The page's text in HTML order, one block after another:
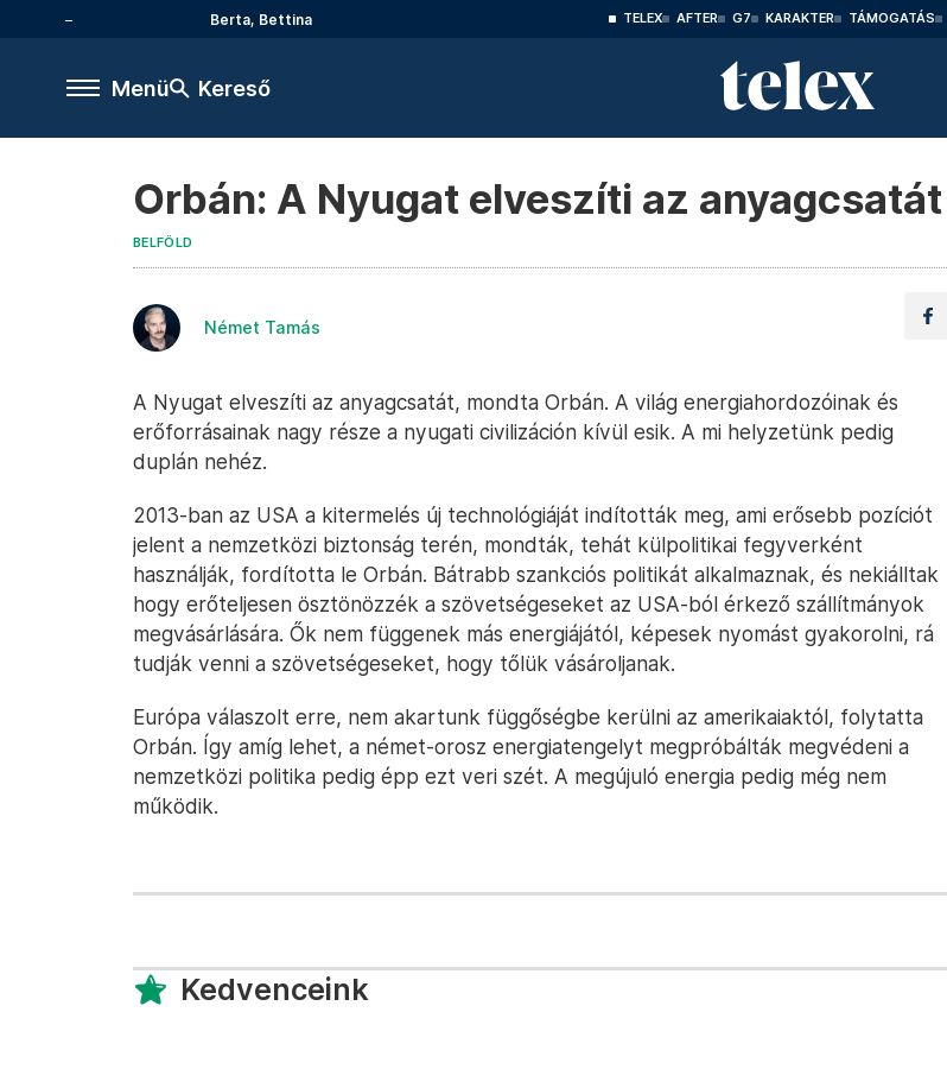
Berta, Bettina TELEX AFTER G7 KARAKTER TÁMOGATÁS
Menü Kereső
Orbán: A Nyugat elveszíti az anyagcsatát
BELFÖLD
Német Tamás
A Nyugat elveszíti az anyagcsatát, mondta Orbán. A világ energiahordozóinak és
erőforrásainak nagy része a nyugati civilizáción kívül esik. A mi helyzetünk pedig
duplán nehéz.
2013-ban az USA a kitermelés új technológiáját indították meg, ami erősebb pozíciót
jelent a nemzetközi biztonság terén, mondták, tehát külpolitikai fegyverként
használják, fordította le Orbán. Bátrabb szankciós politikát alkalmaznak, és nekiálltak
hogy erőteljesen ösztönözzék a szövetségeseket az USA-ból érkező szállítmányok
megvásárlására. Ők nem függenek más energiájától, képesek nyomást gyakorolni, rá
tudják venni a szövetségeseket, hogy tőlük vásároljanak.
Európa válaszolt erre, nem akartunk függőségbe kerülni az amerikaiaktól, folytatta
Orbán. Így amíg lehet, a német-orosz energiatengelyt megpróbálták megvédeni a
nemzetközi politika pedig épp ezt veri szét. A megújuló energia pedig még nem
működik.
Kedvenceink